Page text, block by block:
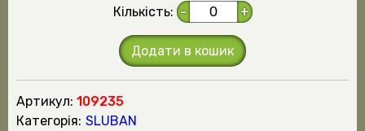
Кількість: - +
Додати в кошик
Артикул: 109235
Категорія: SLUBAN